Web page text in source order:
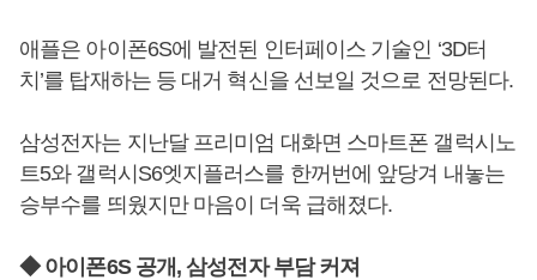
애플은 아이폰6S에 발전된 인터페이스 기술인 ‘3D터
치’를 탑재하는 등 대거 혁신을 선보일 것으로 전망된다.
삼성전자는 지난달 프리미엄 대화면 스마트폰 갤럭시노
트5와 갤럭시S6엣지플러스를 한꺼번에 앞당겨 내놓는
승부수를 띄웠지만 마음이 더욱 급해졌다.
◆ 아이폰6S 공개, 삼성전자 부담 커져